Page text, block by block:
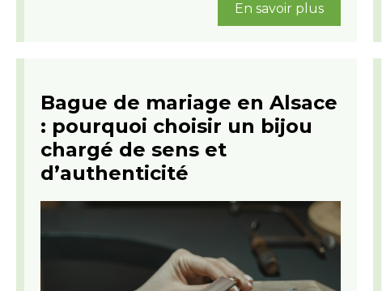
En savoir plus
Bague de mariage en Alsace
: pourquoi choisir un bijou
chargé de sens et
d’authenticité